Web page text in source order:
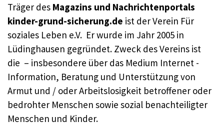
Träger des Magazins und Nachrichtenportals
kinder-grund-sicherung.de ist der Verein Für
soziales Leben e.V. Er wurde im Jahr 2005 in
Lüdinghausen gegründet. Zweck des Vereins ist
die – insbesondere über das Medium Internet -
Information, Beratung und Unterstützung von
Armut und / oder Arbeitslosigkeit betroffener oder
bedrohter Menschen sowie sozial benachteiligter
Menschen und Kinder.